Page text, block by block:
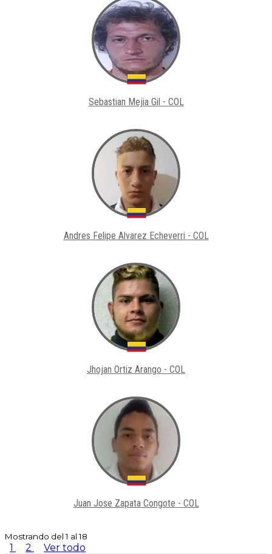
Sebastian Mejia Gil - COL
Andres Felipe Alvarez Echeverri - COL
Jhojan Ortiz Arango - COL
Juan Jose Zapata Congote - COL
Mostrando del 1 al 18
1 2 Ver todo